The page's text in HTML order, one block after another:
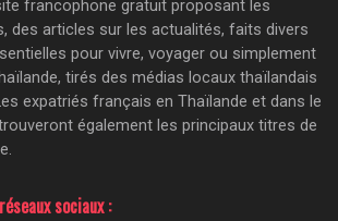
francophone gratuit proposant les
des articles sur les actualités, faits divers
pour vivre, voyager ou simplement
tirés des médias locaux thaïlandais
expatriés français en Thaïlande et dans le
également les principaux titres de
sociaux :